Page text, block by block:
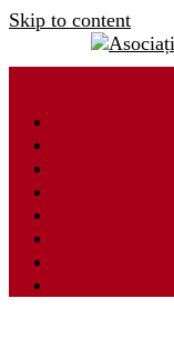
Skip to content